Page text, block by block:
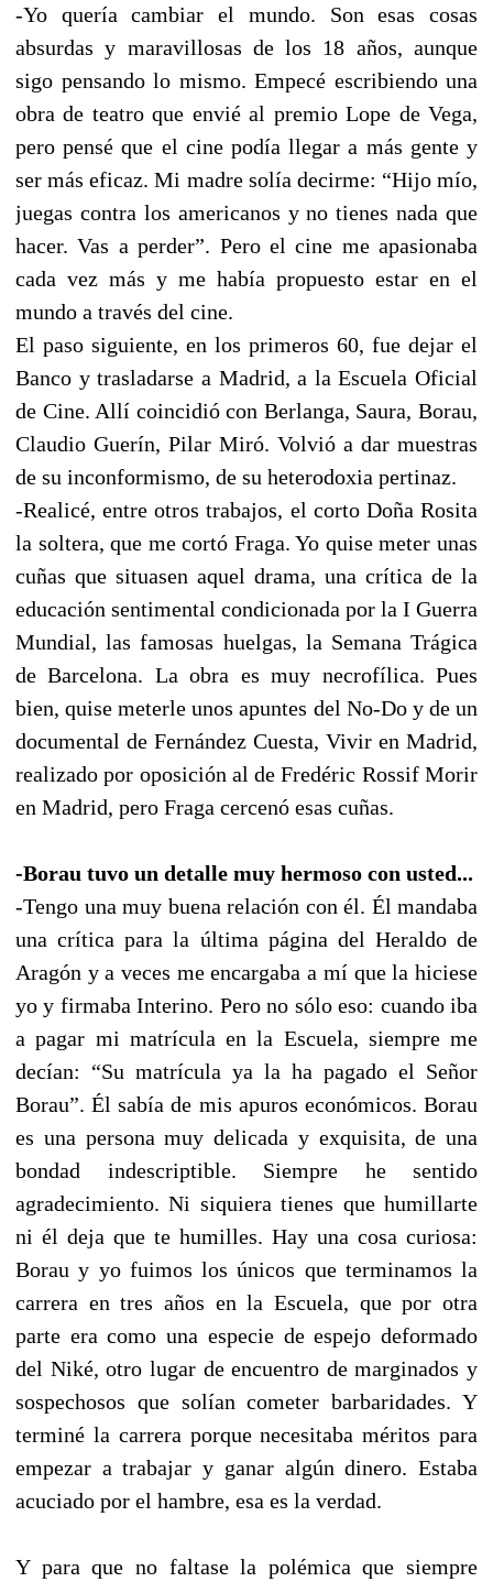
-Yo quería cambiar el mundo. Son esas cosas
absurdas y maravillosas de los 18 años, aunque
sigo pensando lo mismo. Empecé escribiendo una
obra de teatro que envié al premio Lope de Vega,
pero pensé que el cine podía llegar a más gente y
ser más eficaz. Mi madre solía decirme: “Hijo mío,
juegas contra los americanos y no tienes nada que
hacer. Vas a perder”. Pero el cine me apasionaba
cada vez más y me había propuesto estar en el
mundo a través del cine.
El paso siguiente, en los primeros 60, fue dejar el
Banco y trasladarse a Madrid, a la Escuela Oficial
de Cine. Allí coincidió con Berlanga, Saura, Borau,
Claudio Guerín, Pilar Miró. Volvió a dar muestras
de su inconformismo, de su heterodoxia pertinaz.
-Realicé, entre otros trabajos, el corto Doña Rosita
la soltera, que me cortó Fraga. Yo quise meter unas
cuñas que situasen aquel drama, una crítica de la
educación sentimental condicionada por la I Guerra
Mundial, las famosas huelgas, la Semana Trágica
de Barcelona. La obra es muy necrofílica. Pues
bien, quise meterle unos apuntes del No-Do y de un
documental de Fernández Cuesta, Vivir en Madrid,
realizado por oposición al de Fredéric Rossif Morir
en Madrid, pero Fraga cercenó esas cuñas.
-Borau tuvo un detalle muy hermoso con usted...
-Tengo una muy buena relación con él. Él mandaba
una crítica para la última página del Heraldo de
Aragón y a veces me encargaba a mí que la hiciese
yo y firmaba Interino. Pero no sólo eso: cuando iba
a pagar mi matrícula en la Escuela, siempre me
decían: “Su matrícula ya la ha pagado el Señor
Borau”. Él sabía de mis apuros económicos. Borau
es una persona muy delicada y exquisita, de una
bondad indescriptible. Siempre he sentido
agradecimiento. Ni siquiera tienes que humillarte
ni él deja que te humilles. Hay una cosa curiosa:
Borau y yo fuimos los únicos que terminamos la
carrera en tres años en la Escuela, que por otra
parte era como una especie de espejo deformado
del Niké, otro lugar de encuentro de marginados y
sospechosos que solían cometer barbaridades. Y
terminé la carrera porque necesitaba méritos para
empezar a trabajar y ganar algún dinero. Estaba
acuciado por el hambre, esa es la verdad.
Y para que no faltase la polémica que siempre